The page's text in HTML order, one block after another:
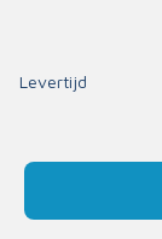
Levertijd